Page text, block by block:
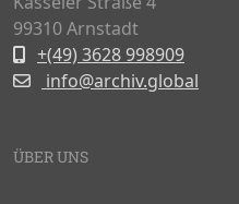
99310 Arnstadt
+(49) 3628 998909
info@archiv.global
ÜBER UNS